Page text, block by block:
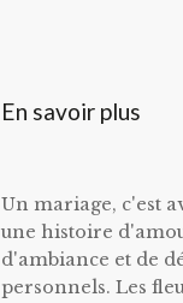
En savoir plus
Un mariage, c'est
une histoire
d'ambiance et de
personnels. Les